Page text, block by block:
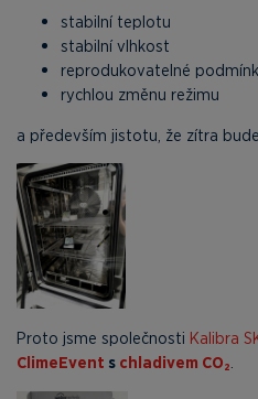
stabilní teplotu
stabilní vlhkost
reprodukovatelné
rychlou změnu režimu
a především jistotu, že zítra
Proto jsme společnosti Kalibra
ClimeEvent s chladivem CO₂